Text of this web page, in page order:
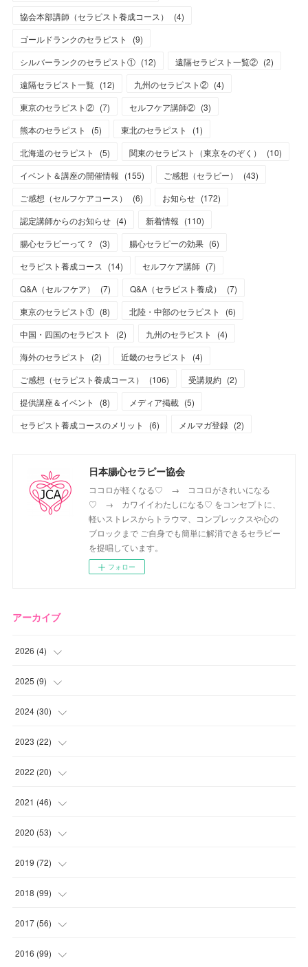
協会本部講師（セラピスト養成コース）
(4)
ゴールドランクのセラピスト
(9)
シルバーランクのセラピスト① (12) 遠隔セラピスト一覧② (2)
遠隔セラピスト一覧 (12) 九州のセラピスト② (4)
東京のセラピスト② (7) セルフケア講師② (3)
熊本のセラピスト
(5) 東北のセラピスト (1)
北海道のセラピスト
(5) 関東のセラピスト（東京をのぞく） (10)
イベント＆講座の開催情報 (155) ご感想（セラピー） (43)
ご感想（セルフケアコース）
(6) お知らせ (172)
認定講師からのお知らせ (4) 新着情報 (110)
腸心セラピーって？
(3) 腸心セラピーの効果 (6)
セラピスト養成コース
(14) セルフケア講師 (7)
Q&A（セルフケア）
(7) Q&A（セラピスト養成） (7)
東京のセラピスト① (8) 北陸・中部のセラピスト (6)
中国・四国のセラピスト
(2) 九州のセラピスト (4)
海外のセラピスト
(2) 近畿のセラピスト (4)
ご感想（セラピスト養成コース）
(106) 受講規約 (2)
提供講座＆イベント
(8) メディア掲載 (5)
セラピスト養成コースのメリット
(6) メルマガ登録 (2)
日本腸心セラピー協会
ココロが軽くなる♡ → ココロがきれいになる
♡ → カワイイわたしになる♡ をコンセプトに、
軽いストレスからトラウマ、コンプレックスや心の
ブロックまで ご自身でも簡単に解消できるセラピー
を提唱しています。
フォロー
アーカイブ
2026 (4)
( )
(1
(1
2025 (9)
(2
(2
(1
(1
2024 (30)
(4
(1
(4
(5
2023 (22)
(1
(2
(1
(1
2022 (20)
(4
(1
(1
(4
2021 (46)
(1
(3
(4
(1
2020 (53)
(2
(5
(5
(6
2019 (72)
(7
(1
(6
2018 (99)
(4
(5
2017 (56)
(2
2016 (99)